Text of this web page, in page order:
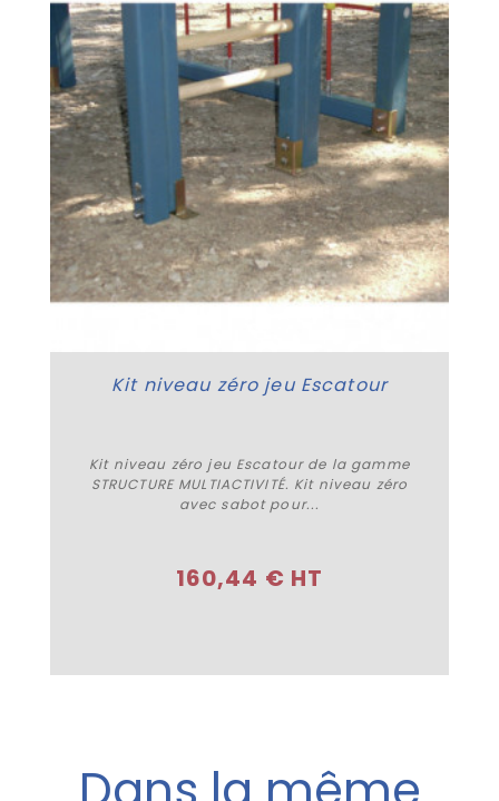
Kit niveau zéro jeu Escatour
Kit niveau zéro jeu Escatour de la gamme
STRUCTURE MULTIACTIVITÉ. Kit niveau zéro
avec sabot pour...
160,44 € HT